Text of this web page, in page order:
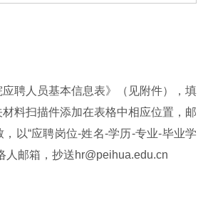
聘人员基本信息表》（见附件），填
料扫描件添加在表格中相应位置，邮
以“应聘岗位-姓名-学历-专业-毕业学
人邮箱，抄送hr@peihua.edu.cn